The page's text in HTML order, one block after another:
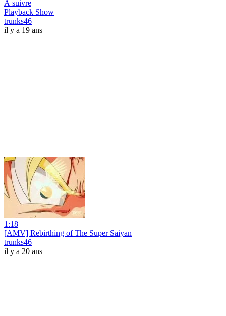
À suivre
Playback Show
trunks46
il y a 19 ans
1:18
[AMV] Rebirthing of The Super Saiyan
trunks46
il y a 20 ans